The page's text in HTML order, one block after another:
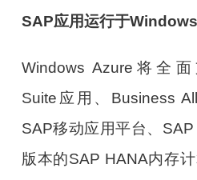
SAP应用运行于
Windows Azure将全
Suite应用、Business
SAP移动应用平台、
版本的SAP HANA内存